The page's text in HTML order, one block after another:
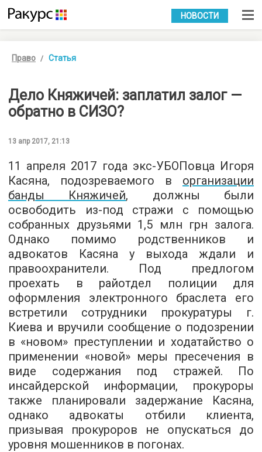
УКР РУС
НОВОСТИ
Право Статья
Дело Княжичей: заплатил залог —
обратно в СИЗО?
13 апр 2017, 21:13
11 апреля 2017 года экс-УБОПовца Игоря
Касяна, подозреваемого в организации
банды Княжичей, должны были
освободить из-под стражи с помощью
собранных друзьями 1,5 млн грн залога.
Однако помимо родственников и
адвокатов Касяна у выхода ждали и
правоохранители. Под предлогом
проехать в райотдел полиции для
оформления электронного браслета его
встретили сотрудники прокуратуры г.
Киева и вручили сообщение о подозрении
в «новом» преступлении и ходатайство о
применении «новой» меры пресечения в
виде содержания под стражей. По
инсайдерской информации, прокуроры
также планировали задержание Касяна,
однако адвокаты отбили клиента,
призывая прокуроров не опускаться до
уровня мошенников в погонах.